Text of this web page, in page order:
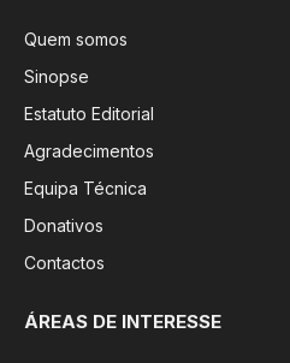
Quem somos
Sinopse
Estatuto Editorial
Agradecimentos
Equipa Técnica
Donativos
Contactos
ÁREAS DE INTERESSE